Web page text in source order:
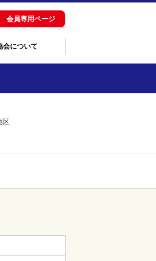
会員専用ページ
会について
区